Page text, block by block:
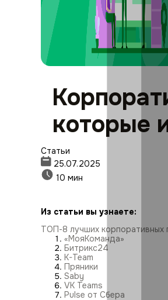
которые
Статьи
25.07.2025
10 мин
Из статьи вы узнаете:
ТОП-8 лучших корпоративных
«МояКоманда»
Битрикс24
K-Team
Пряники
Saby
VK Teams
Pulse от Сбера